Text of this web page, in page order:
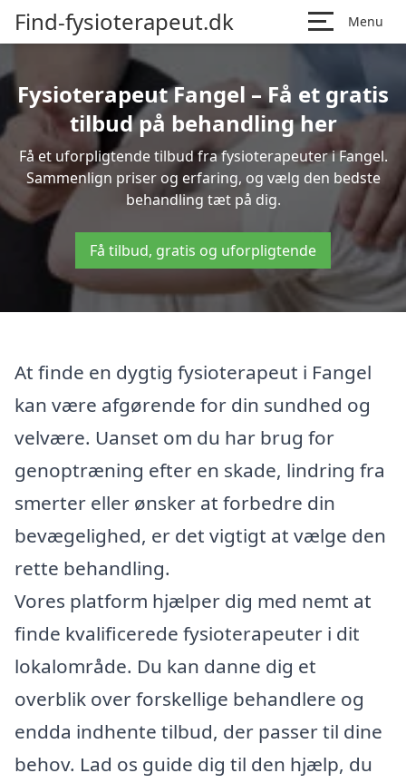
Find-fysioterapeut.dk Menu
Fysioterapeut Fangel – Få et gratis
tilbud på behandling her
Få et uforpligtende tilbud fra fysioterapeuter i Fangel.
Sammenlign priser og erfaring, og vælg den bedste
behandling tæt på dig.
Få tilbud, gratis og uforpligtende
At finde en dygtig fysioterapeut i Fangel
kan være afgørende for din sundhed og
velvære. Uanset om du har brug for
genoptræning efter en skade, lindring fra
smerter eller ønsker at forbedre din
bevægelighed, er det vigtigt at vælge den
rette behandling.
Vores platform hjælper dig med nemt at
finde kvalificerede fysioterapeuter i dit
lokalområde. Du kan danne dig et
overblik over forskellige behandlere og
endda indhente tilbud, der passer til dine
behov. Lad os guide dig til den hjælp, du